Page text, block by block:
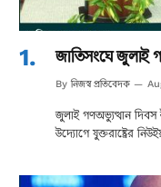
জাতিসংঘে জুলাই
By নিজস্ব প্রতিবেদক
জুলাই গণঅভ্যুত্থান দিবস
উদ্যোগে যুক্তরাষ্ট্রের